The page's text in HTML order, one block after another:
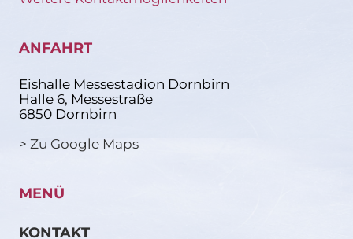
ANFAHRT
Eishalle Messestadion Dornbirn
Halle 6, Messestraße
6850 Dornbirn
> Zu Google Maps
MENÜ
KONTAKT